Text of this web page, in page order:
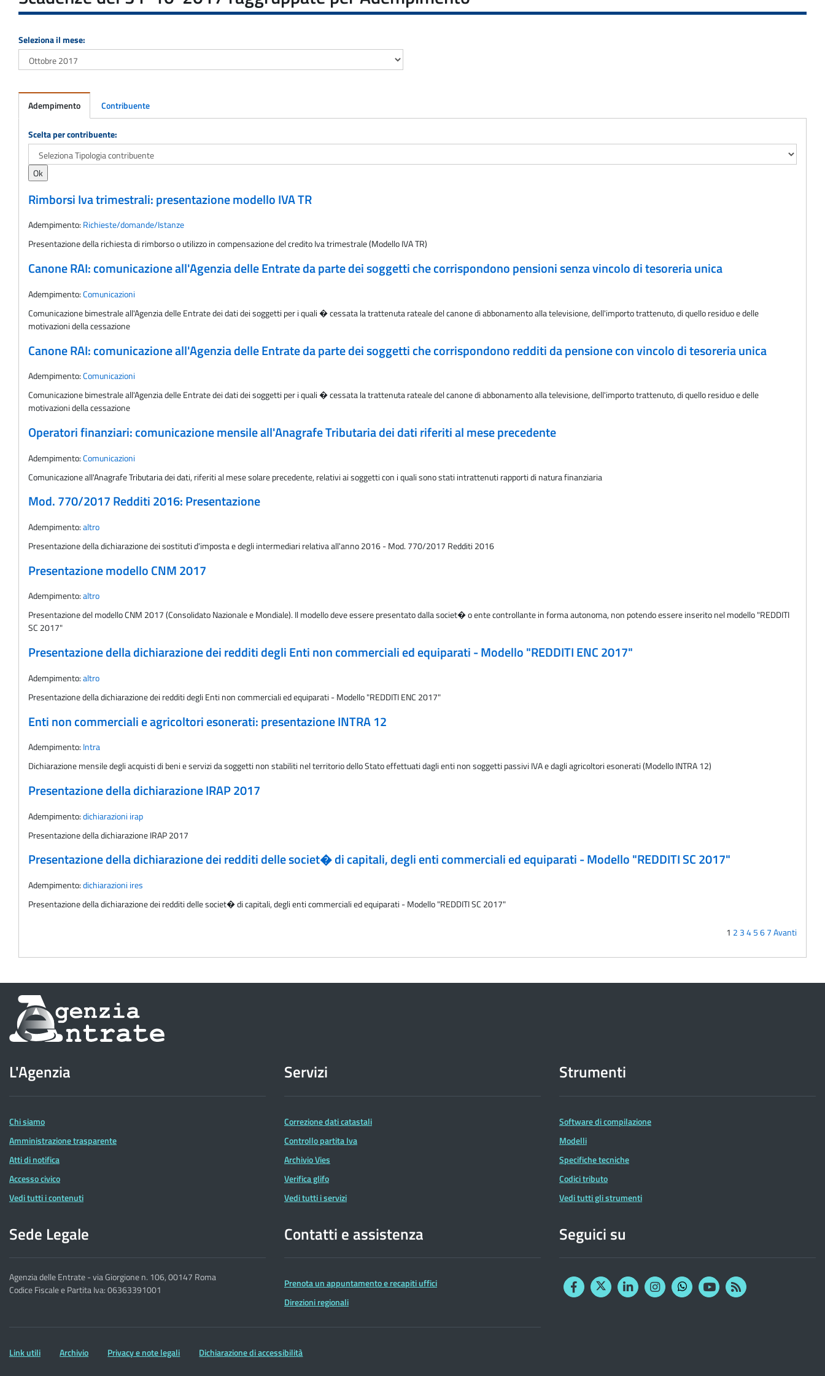
Seleziona il mese:
Adempimento Contribuente
Adempimento
Scelta per contribuente:
Rimborsi Iva trimestrali: presentazione modello IVA TR
Adempimento: Richieste/domande/Istanze
Presentazione della richiesta di rimborso o utilizzo in compensazione del credito Iva trimestrale (Modello IVA TR)
Canone RAI: comunicazione all'Agenzia delle Entrate da parte dei soggetti che corrispondono pensioni senza vincolo di tesoreria unica
Adempimento:Comunicazioni
Comunicazione bimestrale all'Agenzia delle Entrate dei dati dei soggetti per i quali � cessata la trattenuta rateale del canone di abbonamento alla televisione, dell'importo trattenuto, di quello residuo e delle
motivazioni della cessazione
Canone RAI: comunicazione all'Agenzia delle Entrate da parte dei soggetti che corrispondono redditi da pensione con vincolo di tesoreria unica
Adempimento:Comunicazioni
Comunicazione bimestrale all'Agenzia delle Entrate dei dati dei soggetti per i quali � cessata la trattenuta rateale del canone di abbonamento alla televisione, dell'importo trattenuto, di quello residuo e delle
motivazioni della cessazione
Operatori finanziari: comunicazione mensile all'Anagrafe Tributaria dei dati riferiti al mese precedente
Adempimento:Comunicazioni
Comunicazione all'Anagrafe Tributaria dei dati, riferiti al mese solare precedente, relativi ai soggetti con i quali sono stati intrattenuti rapporti di natura finanziaria
Mod. 770/2017 Redditi 2016: Presentazione
Adempimento:altro
Presentazione della dichiarazione dei sostituti d'imposta e degli intermediari relativa all'anno 2016 - Mod. 770/2017 Redditi 2016
Presentazione modello CNM 2017
Adempimento:altro
Presentazione del modello CNM 2017 (Consolidato Nazionale e Mondiale). Il modello deve essere presentato dalla societ� o ente controllante in forma autonoma, non potendo essere inserito nel modello "REDDITI
SC 2017"
Presentazione della dichiarazione dei redditi degli Enti non commerciali ed equiparati - Modello "REDDITI ENC 2017"
Adempimento:altro
Presentazione della dichiarazione dei redditi degli Enti non commerciali ed equiparati - Modello "REDDITI ENC 2017"
Enti non commerciali e agricoltori esonerati: presentazione INTRA 12
Adempimento: Intra
Dichiarazione mensile degli acquisti di beni e servizi da soggetti non stabiliti nel territorio dello Stato effettuati dagli enti non soggetti passivi IVA e dagli agricoltori esonerati (Modello INTRA 12)
Presentazione della dichiarazione IRAP 2017
Adempimento:dichiarazioni irap
Presentazione della dichiarazione IRAP 2017
Presentazione della dichiarazione dei redditi delle societ� di capitali, degli enti commerciali ed equiparati - Modello "REDDITI SC 2017"
Adempimento:dichiarazioni ires
Presentazione della dichiarazione dei redditi delle societ� di capitali, degli enti commerciali ed equiparati - Modello "REDDITI SC 2017"
1 2 34567Avanti
Informazioni
sul
dell'Agenzia
delle
Entrate
L'Agenzia
Chi siamo
Amministrazione trasparente
Atti di notifica
Accesso civico
Vedi tutti i contenuti
Servizi
Correzione dati catastali
Controllo partita Iva
Archivio Vies
Verifica glifo
Vedi tutti i servizi
Strumenti
Software di compilazione
Modelli
Specifiche tecniche
Codici tributo
Vedi tutti gli strumenti
Sede Legale
Agenzia delle Entrate - via Giorgione n. 106, 00147 Roma
Codice Fiscale e Partita Iva: 06363391001
Contatti e assistenza
Prenota un appuntamento e recapiti uffici
Direzioni regionali
Seguici su
FacebookTwitterLinkedinInstagram
YouTubeRSS
Altre
informazioni
Link utili Archivio Privacy e note legali Dichiarazione di accessibilità